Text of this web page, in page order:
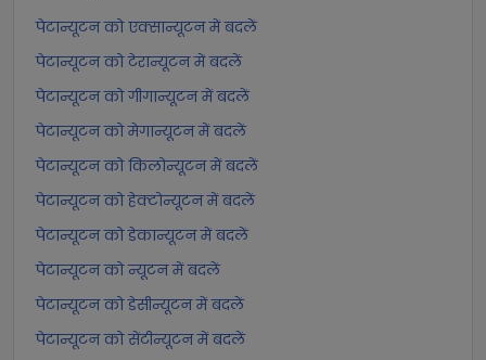
पेटान्यूटन को एक्सान्यूटन में बदलें
पेटान्यूटन को टेरान्यूटन में बदलें
पेटान्यूटन को गीगान्यूटन में बदलें
पेटान्यूटन को मेगान्यूटन में बदलें
पेटान्यूटन को किलोन्यूटन में बदलें
पेटान्यूटन को हेक्टोन्यूटन में बदलें
पेटान्यूटन को डेकान्यूटन में बदलें
पेटान्यूटन को न्यूटन में बदलें
पेटान्यूटन को डेसीन्यूटन में बदलें
पेटान्यूटन को सेंटीन्यूटन में बदलें